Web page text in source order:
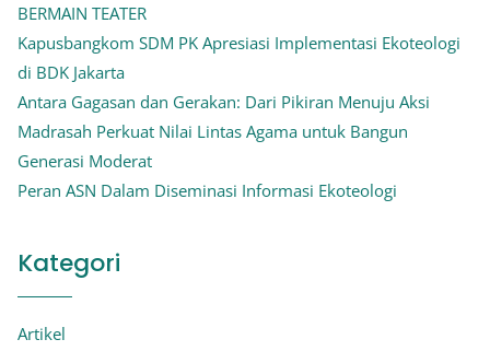
BERMAIN TEATER
Kapusbangkom SDM PK Apresiasi Implementasi Ekoteologi
di BDK Jakarta
Antara Gagasan dan Gerakan: Dari Pikiran Menuju Aksi
Madrasah Perkuat Nilai Lintas Agama untuk Bangun
Generasi Moderat
Peran ASN Dalam Diseminasi Informasi Ekoteologi
Kategori
Artikel